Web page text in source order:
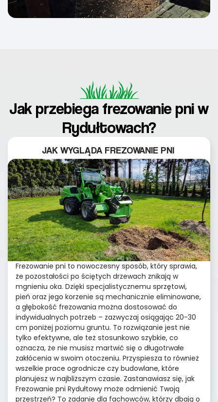
Jak przebiega frezowanie pni w
Rydułtowach?
JAK WYGLĄDA FREZOWANIE PNI
Frezowanie pni to nowoczesny sposób, który sprawia,
że pozostałości po ściętych drzewach znikają w
mgnieniu oka. Dzięki specjalistycznemu sprzętowi,
pień oraz jego korzenie są mechanicznie eliminowane,
a głębokość frezowania można dostosować do
indywidualnych potrzeb – zazwyczaj osiągając 20-30
cm poniżej poziomu gruntu. To rozwiązanie jest nie
tylko efektywne, ale też stosunkowo szybkie, co
oznacza, że nie musisz martwić się o długotrwałe
zakłócenia w swoim otoczeniu. Przyspiesza to również
wszelkie prace ogrodnicze czy budowlane, które
planujesz w najbliższym czasie. Zastanawiasz się, jak
Frezowanie pni Rydułtowy może odmienić Twoją
przestrzeń? To zadanie dla fachowców, którzy dbają o